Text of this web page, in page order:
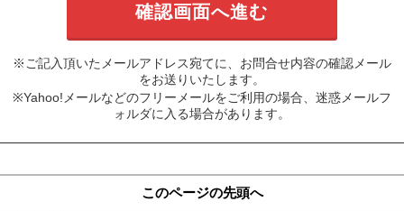
※ご記入頂いたメールアドレス宛てに、お問合せ内容の確認メール
をお送りいたします。
※Yahoo!メールなどのフリーメールをご利用の場合、迷惑メールフ
ォルダに入る場合があります。
このページの先頭へ